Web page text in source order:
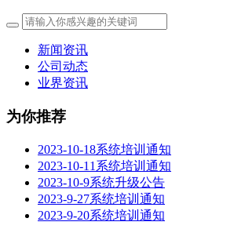
新闻资讯
公司动态
业界资讯
为你推荐
2023-10-18系统培训通知
2023-10-11系统培训通知
2023-10-9系统升级公告
2023-9-27系统培训通知
2023-9-20系统培训通知